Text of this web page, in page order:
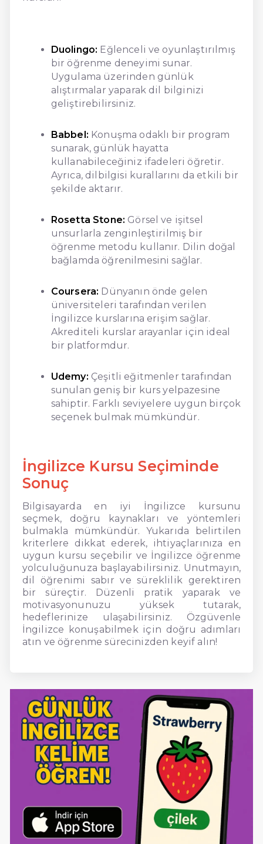
Duolingo: Eğlenceli ve oyunlaştırılmış
bir öğrenme deneyimi sunar.
Uygulama üzerinden günlük
alıştırmalar yaparak dil bilginizi
geliştirebilirsiniz.
Babbel: Konuşma odaklı bir program
sunarak, günlük hayatta
kullanabileceğiniz ifadeleri öğretir.
Ayrıca, dilbilgisi kurallarını da etkili bir
şekilde aktarır.
Rosetta Stone: Görsel ve işitsel
unsurlarla zenginleştirilmiş bir
öğrenme metodu kullanır. Dilin doğal
bağlamda öğrenilmesini sağlar.
Coursera: Dünyanın önde gelen
üniversiteleri tarafından verilen
İngilizce kurslarına erişim sağlar.
Akrediteli kurslar arayanlar için ideal
bir platformdur.
Udemy: Çeşitli eğitmenler tarafından
sunulan geniş bir kurs yelpazesine
sahiptir. Farklı seviyelere uygun birçok
seçenek bulmak mümkündür.
İngilizce Kursu Seçiminde
Sonuç
Bilgisayarda en iyi İngilizce kursunu
seçmek, doğru kaynakları ve yöntemleri
bulmakla mümkündür. Yukarıda belirtilen
kriterlere dikkat ederek, ihtiyaçlarınıza en
uygun kursu seçebilir ve İngilizce öğrenme
yolculuğunuza başlayabilirsiniz. Unutmayın,
dil öğrenimi sabır ve süreklilik gerektiren
bir süreçtir. Düzenli pratik yaparak ve
motivasyonunuzu yüksek tutarak,
hedeflerinize ulaşabilirsiniz. Özgüvenle
İngilizce konuşabilmek için doğru adımları
atın ve öğrenme sürecinizden keyif alın!